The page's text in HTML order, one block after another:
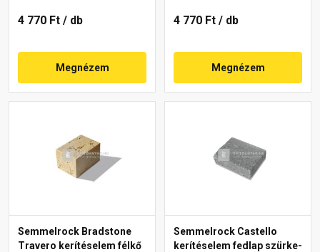
4 770 Ft / db
Megnézem
4 770 Ft / db
Megnézem
Semmelrock Bradstone
Travero kerítéselem félkő
Semmelrock Castello
kerítéselem fedlap szürke-